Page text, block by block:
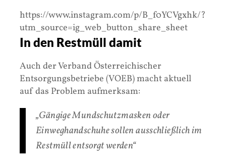
https://www.instagram.com/p/B_f0YCVgxhk/?
utm_source=ig_web_button_share_sheet
In den Restmüll damit
Auch der Verband Österreichischer
Entsorgungsbetriebe (VOEB) macht aktuell
auf das Problem aufmerksam:
„Gängige Mundschutzmasken oder
Einweghandschuhe sollen ausschließlich im
Restmüll entsorgt werden“